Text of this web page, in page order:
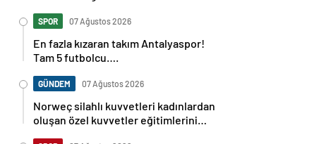
SPOR 07 Ağustos 2026
En fazla kızaran takım Antalyaspor!
Tam 5 futbolcu….
GÜNDEM 07 Ağustos 2026
Norweç silahlı kuvvetleri kadınlardan
oluşan özel kuvvetler eğitimlerini